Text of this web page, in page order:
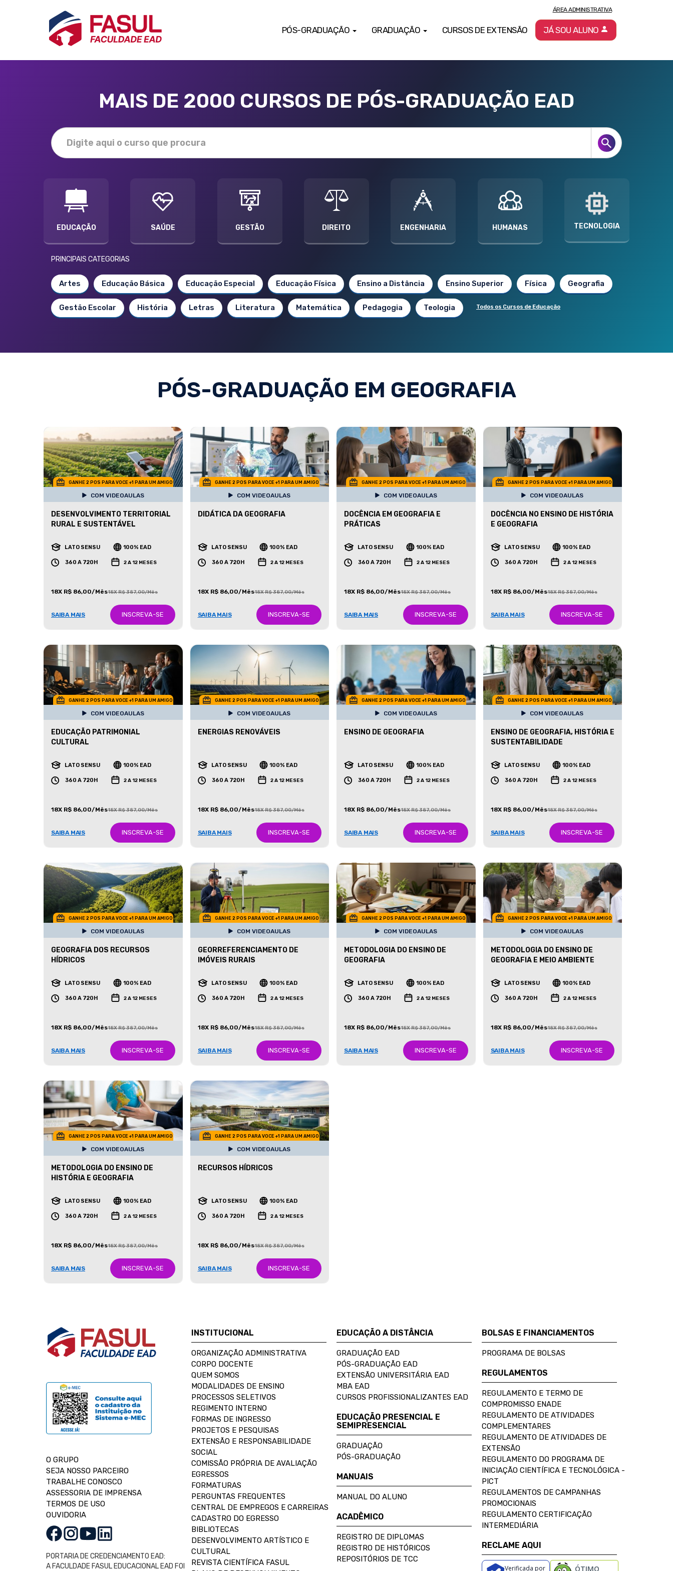
PÓS-GRADUAÇÃO GRADUAÇÃO CURSOS DE EXTENSÃO
ÁREA ADMINISTRATIVA
JÁ SOU ALUNO
MAIS DE 2000 CURSOS DE PÓS-GRADUAÇÃO EAD
EDUCAÇÃO SAÚDE GESTÃO DIREITO ENGENHARIA HUMANAS TECNOLOGIA
PRINCIPAIS CATEGORIAS
Artes Educação Básica Educação Especial Educação Física Ensino a Distância Ensino Superior Física Geografia
Gestão Escolar História Letras Literatura Matemática Pedagogia Teologia Todos os Cursos de Educação
PÓS-GRADUAÇÃO EM GEOGRAFIA
GANHE 2 POS PARA VOCE +1 PARA UM AMIGO
COM VIDEOAULAS
DESENVOLVIMENTO TERRITORIAL
RURAL E SUSTENTÁVEL
LATO SENSU 100% EAD
360 A 720H 2 A 12 MESES
18X R$ 86,00/Mês18X R$ 387,00/Mês
SAIBA MAIS INSCREVA-SE
GANHE 2 POS PARA VOCE +1 PARA UM AMIGO
COM VIDEOAULAS
DIDÁTICA DA GEOGRAFIA
LATO SENSU 100% EAD
360 A 720H 2 A 12 MESES
18X R$ 86,00/Mês18X R$ 387,00/Mês
SAIBA MAIS INSCREVA-SE
GANHE 2 POS PARA VOCE +1 PARA UM AMIGO
COM VIDEOAULAS
DOCÊNCIA EM GEOGRAFIA E
PRÁTICAS
LATO SENSU 100% EAD
360 A 720H 2 A 12 MESES
18X R$ 86,00/Mês18X R$ 387,00/Mês
SAIBA MAIS INSCREVA-SE
GANHE 2 POS PARA VOCE +1 PARA UM AMIGO
COM VIDEOAULAS
DOCÊNCIA NO ENSINO DE HISTÓRIA
E GEOGRAFIA
LATO SENSU 100% EAD
360 A 720H 2 A 12 MESES
18X R$ 86,00/Mês18X R$ 387,00/Mês
SAIBA MAIS INSCREVA-SE
GANHE 2 POS PARA VOCE +1 PARA UM AMIGO
COM VIDEOAULAS
EDUCAÇÃO PATRIMONIAL
CULTURAL
LATO SENSU 100% EAD
360 A 720H 2 A 12 MESES
18X R$ 86,00/Mês18X R$ 387,00/Mês
SAIBA MAIS INSCREVA-SE
GANHE 2 POS PARA VOCE +1 PARA UM AMIGO
COM VIDEOAULAS
ENERGIAS RENOVÁVEIS
LATO SENSU 100% EAD
360 A 720H 2 A 12 MESES
18X R$ 86,00/Mês18X R$ 387,00/Mês
SAIBA MAIS INSCREVA-SE
GANHE 2 POS PARA VOCE +1 PARA UM AMIGO
COM VIDEOAULAS
ENSINO DE GEOGRAFIA
LATO SENSU 100% EAD
360 A 720H 2 A 12 MESES
18X R$ 86,00/Mês18X R$ 387,00/Mês
SAIBA MAIS INSCREVA-SE
GANHE 2 POS PARA VOCE +1 PARA UM AMIGO
COM VIDEOAULAS
ENSINO DE GEOGRAFIA, HISTÓRIA E
SUSTENTABILIDADE
LATO SENSU 100% EAD
360 A 720H 2 A 12 MESES
18X R$ 86,00/Mês18X R$ 387,00/Mês
SAIBA MAIS INSCREVA-SE
GANHE 2 POS PARA VOCE +1 PARA UM AMIGO
COM VIDEOAULAS
GEOGRAFIA DOS RECURSOS
HÍDRICOS
LATO SENSU 100% EAD
360 A 720H 2 A 12 MESES
18X R$ 86,00/Mês18X R$ 387,00/Mês
SAIBA MAIS INSCREVA-SE
GANHE 2 POS PARA VOCE +1 PARA UM AMIGO
COM VIDEOAULAS
GEORREFERENCIAMENTO DE
IMÓVEIS RURAIS
LATO SENSU 100% EAD
360 A 720H 2 A 12 MESES
18X R$ 86,00/Mês18X R$ 387,00/Mês
SAIBA MAIS INSCREVA-SE
GANHE 2 POS PARA VOCE +1 PARA UM AMIGO
COM VIDEOAULAS
METODOLOGIA DO ENSINO DE
GEOGRAFIA
LATO SENSU 100% EAD
360 A 720H 2 A 12 MESES
18X R$ 86,00/Mês18X R$ 387,00/Mês
SAIBA MAIS INSCREVA-SE
GANHE 2 POS PARA VOCE +1 PARA UM AMIGO
COM VIDEOAULAS
METODOLOGIA DO ENSINO DE
GEOGRAFIA E MEIO AMBIENTE
LATO SENSU 100% EAD
360 A 720H 2 A 12 MESES
18X R$ 86,00/Mês18X R$ 387,00/Mês
SAIBA MAIS INSCREVA-SE
GANHE 2 POS PARA VOCE +1 PARA UM AMIGO
COM VIDEOAULAS
METODOLOGIA DO ENSINO DE
HISTÓRIA E GEOGRAFIA
LATO SENSU 100% EAD
360 A 720H 2 A 12 MESES
18X R$ 86,00/Mês18X R$ 387,00/Mês
SAIBA MAIS INSCREVA-SE
GANHE 2 POS PARA VOCE +1 PARA UM AMIGO
COM VIDEOAULAS
RECURSOS HÍDRICOS
LATO SENSU 100% EAD
360 A 720H 2 A 12 MESES
18X R$ 86,00/Mês18X R$ 387,00/Mês
SAIBA MAIS INSCREVA-SE
O GRUPO
SEJA NOSSO PARCEIRO
TRABALHE CONOSCO
ASSESSORIA DE IMPRENSA
TERMOS DE USO
OUVIDORIA
PORTARIA DE CREDENCIAMENTO EAD:
A FACULDADE FASUL EDUCACIONAL EAD FOI
INSTITUCIONAL
ORGANIZAÇÃO ADMINISTRATIVA
CORPO DOCENTE
QUEM SOMOS
MODALIDADES DE ENSINO
PROCESSOS SELETIVOS
REGIMENTO INTERNO
FORMAS DE INGRESSO
PROJETOS E PESQUISAS
EXTENSÃO E RESPONSABILIDADE
SOCIAL
COMISSÃO PRÓPRIA DE AVALIAÇÃO
EGRESSOS
FORMATURAS
PERGUNTAS FREQUENTES
CENTRAL DE EMPREGOS E CARREIRAS
CADASTRO DO EGRESSO
BIBLIOTECAS
DESENVOLVIMENTO ARTÍSTICO E
CULTURAL
REVISTA CIENTÍFICA FASUL
EDUCAÇÃO A DISTÂNCIA
GRADUAÇÃO EAD
PÓS-GRADUAÇÃO EAD
EXTENSÃO UNIVERSITÁRIA EAD
MBA EAD
CURSOS PROFISSIONALIZANTES EAD
EDUCAÇÃO PRESENCIAL E
SEMIPRESENCIAL
GRADUAÇÃO
PÓS-GRADUAÇÃO
MANUAIS
MANUAL DO ALUNO
ACADÊMICO
REGISTRO DE DIPLOMAS
REGISTRO DE HISTÓRICOS
REPOSITÓRIOS DE TCC
BOLSAS E FINANCIAMENTOS
PROGRAMA DE BOLSAS
REGULAMENTOS
REGULAMENTO E TERMO DE
COMPROMISSO ENADE
REGULAMENTO DE ATIVIDADES
COMPLEMENTARES
REGULAMENTO DE ATIVIDADES DE
EXTENSÃO
REGULAMENTO DO PROGRAMA DE
INICIAÇÃO CIENTÍFICA E TECNOLÓGICA -
PICT
REGULAMENTOS DE CAMPANHAS
PROMOCIONAIS
REGULAMENTO CERTIFICAÇÃO
INTERMEDIÁRIA
RECLAME AQUI
Verificada por ÓTIMO